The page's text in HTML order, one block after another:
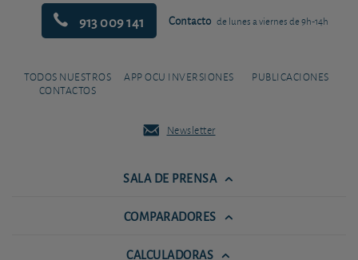
913 009 141 Contacto de lunes a viernes de 9h-14h
TODOS NUESTROS
CONTACTOS
APP OCU INVERSIONES PUBLICACIONES
Newsletter
SALA DE PRENSA
COMPARADORES
CALCULADORAS